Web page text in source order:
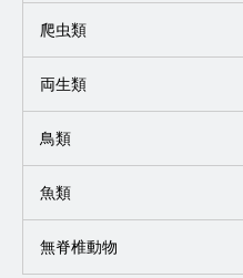
爬虫類
両生類
鳥類
魚類
無脊椎動物